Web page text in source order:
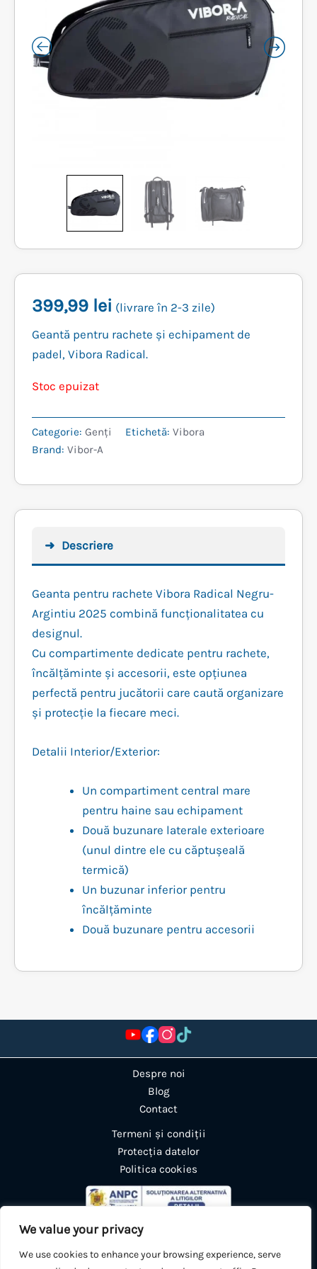
We value your privacy
We use cookies to enhance your browsing experience, serve
399,99 lei (livrare în 2-3 zile)
Geantă pentru rachete și echipament de
padel, Vibora Radical.
Stoc epuizat
Categorie: Genți Etichetă: Vibora
Brand: Vibor-A
Descriere
Geanta pentru rachete Vibora Radical Negru-
Argintiu 2025 combină funcționalitatea cu
designul.
Cu compartimente dedicate pentru rachete,
încălțăminte și accesorii, este opțiunea
perfectă pentru jucătorii care caută organizare
și protecție la fiecare meci.
Detalii Interior/Exterior:
Un compartiment central mare
pentru haine sau echipament
Două buzunare laterale exterioare
(unul dintre ele cu căptușeală
termică)
Un buzunar inferior pentru
încălțăminte
Două buzunare pentru accesorii
Despre noi
Blog
Contact
Termeni și condiții
Protecția datelor
Politica cookies